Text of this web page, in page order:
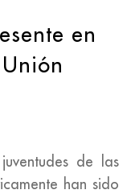
en
de las
han sido